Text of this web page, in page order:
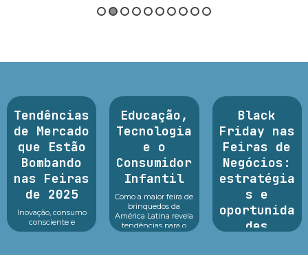
Tendências
de Mercado
que Estão
Bombando
nas Feiras
de 2025
Inovação, consumo
consciente e
tecnologia no centro
Educação,
Tecnologia
e o
Consumidor
Infantil
Como a maior feira de
brinquedos da
América Latina revela
tendências para o
futuro das crianças
Black
Friday nas
Feiras de
Negócios:
estratégia
s e
oportunida
des